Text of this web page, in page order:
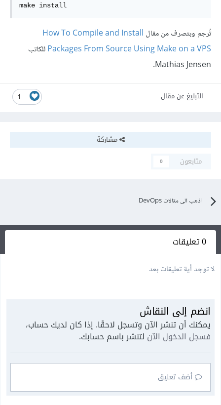
make install
تُرجم وبتصرف من مقال How To Compile and Install
Packages From Source Using Make on a VPSللكاتب
Mathias Jensen.
1 التبليغ عن مقال
مشاركة
متابعون
0
اذهب الى مقالات DevOps
0 تعليقات
لا توجد أية تعليقات بعد
انضم إلى النقاش
يمكنك أن تنشر الآن وتسجل لاحقًا. إذا كان لديك حساب،
فسجل الدخول الآن لتنشر باسم حسابك.
أضف تعليق